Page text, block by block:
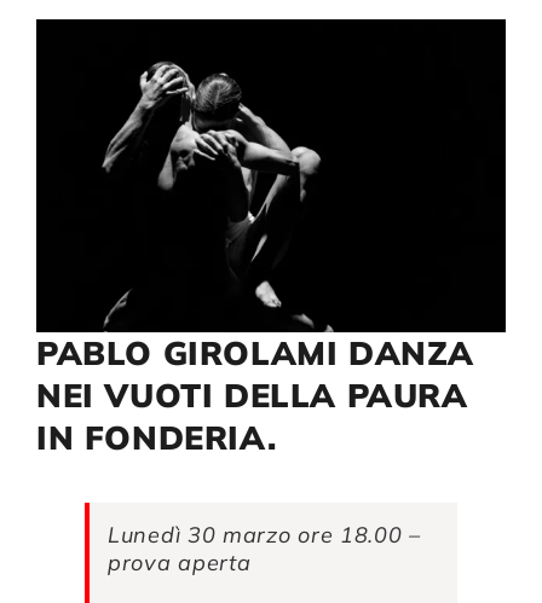
Formazione
Compagnia
Sostienici
PABLO GIROLAMI DANZA
NEI VUOTI DELLA PAURA
IN FONDERIA.
Lunedì 30 marzo ore 18.00 –
prova aperta